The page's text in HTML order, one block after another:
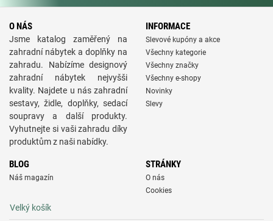
O NÁS
Jsme katalog zaměřený na
zahradní nábytek a doplňky na
zahradu. Nabízíme designový
zahradní nábytek nejvyšši
kvality. Najdete u nás zahradní
sestavy, židle, doplňky, sedací
soupravy a další produkty.
Vyhutnejte si vaši zahradu díky
produktům z naši nabídky.
INFORMACE
Slevové kupóny a akce
Všechny kategorie
Všechny značky
Všechny e-shopy
Novinky
Slevy
BLOG
Náš magazín
STRÁNKY
O nás
Cookies
Velký košík